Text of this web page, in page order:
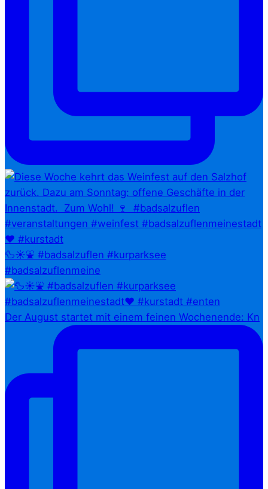
🦆☀️⛲ #badsalzuflen #kurparksee
#badsalzuflenmeine
Der August startet mit einem feinen Wochenende: Kn